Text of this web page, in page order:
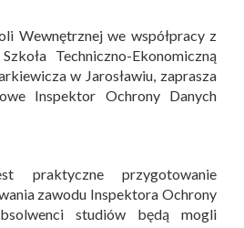
Wewnętrznej we współpracy z
Techniczno-Ekonomiczną
w Jarosławiu, zaprasza
Inspektor Ochrony Danych
praktyczne przygotowanie
zawodu Inspektora Ochrony
studiów będą mogli